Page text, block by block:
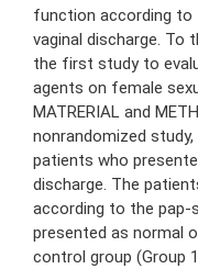
function according to
vaginal discharge. To
the first study to
agents on female
MATRERIAL and
nonrandomized
patients who
discharge. The
according to the
presented as normal
control group (Group